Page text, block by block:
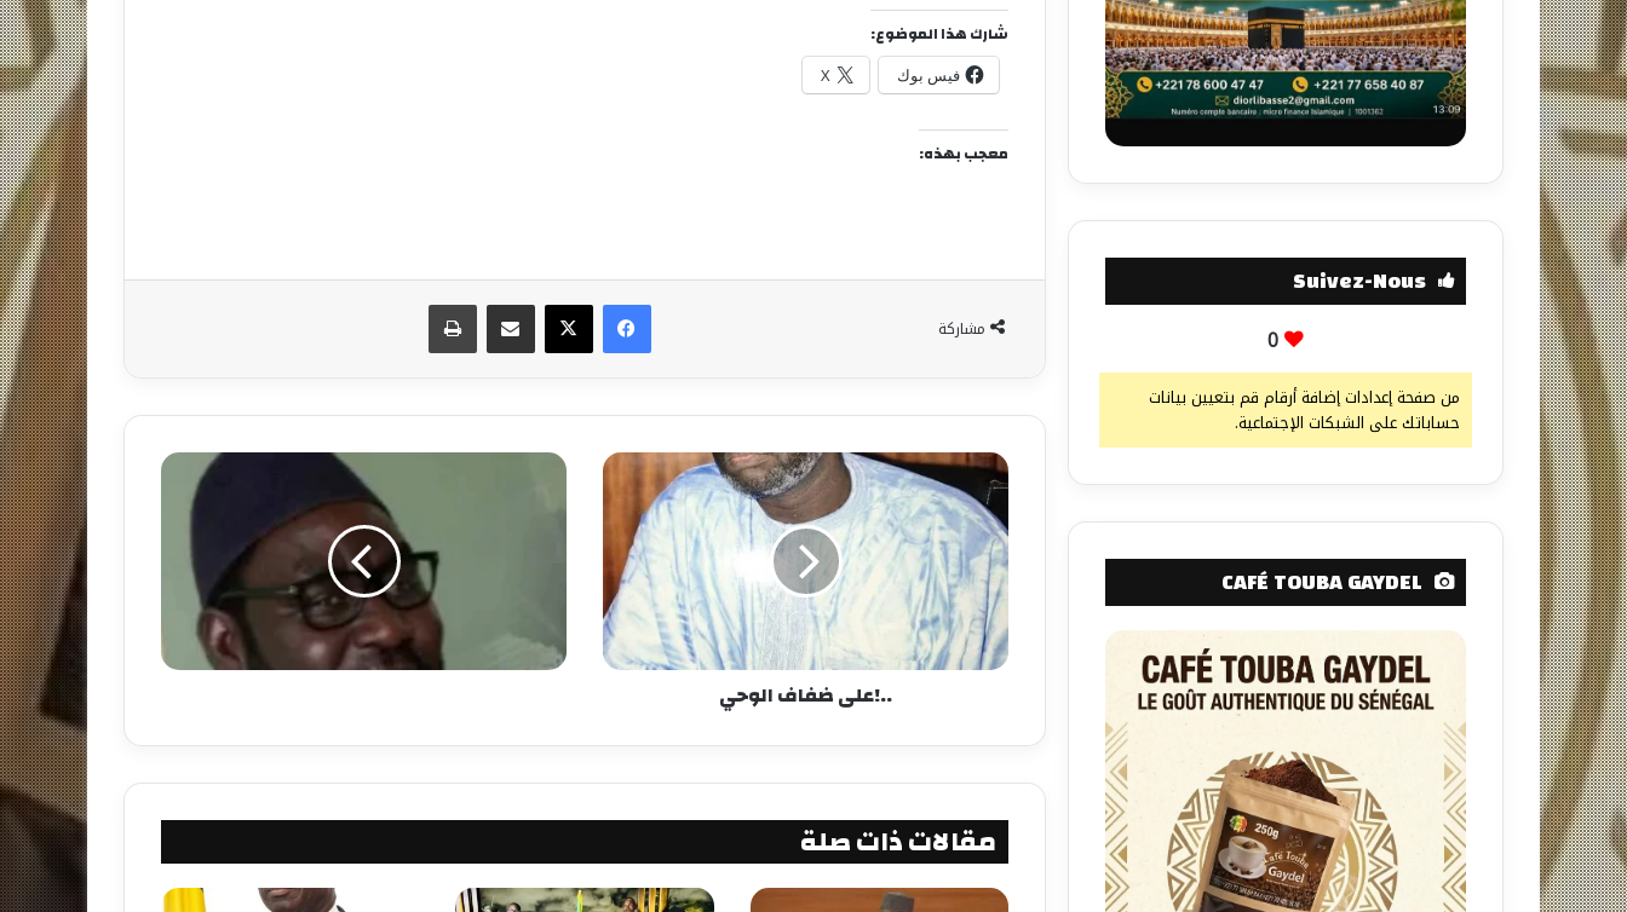
شارك هذا الموضوع:
فيس بوك X
معجب بهذه:
مشاركة
فيسبوكX مشاركة عبر البريد طباعة
..!على ضفاف الوحي
مقالات ذات صلة
Suivez-Nous
0
من صفحة إعدادات إضافة أرقام قم بتعيين بيانات
حساباتك على الشبكات الإجتماعية.
CAFÉ TOUBA GAYDEL